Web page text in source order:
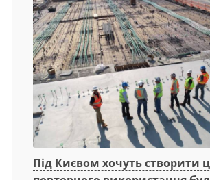
Під Києвом хочуть створити